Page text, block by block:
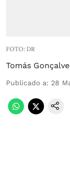
FOTO: DR
Tomás
Publicado a: 28